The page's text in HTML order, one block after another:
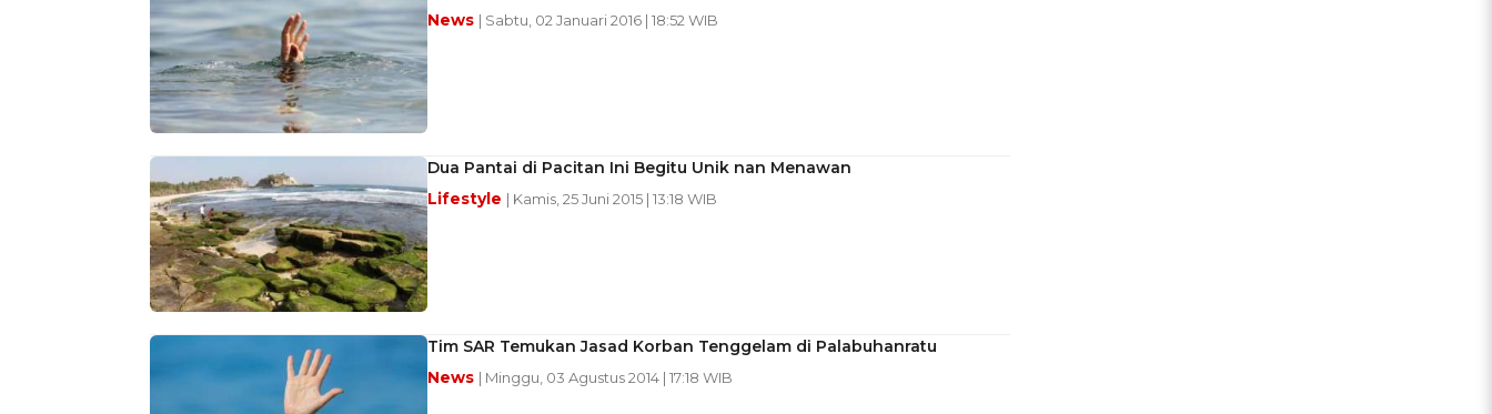
News | Sabtu, 02 Januari 2016 | 18:52 WIB
Dua Pantai di Pacitan Ini Begitu Unik nan Menawan
Lifestyle | Kamis, 25 Juni 2015 | 13:18 WIB
Tim SAR Temukan Jasad Korban Tenggelam di Palabuhanratu
News | Minggu, 03 Agustus 2014 | 17:18 WIB